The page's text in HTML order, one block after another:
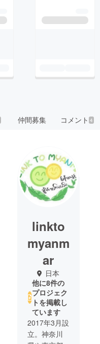
仲間募集 コメント4
linkto
myanm
ar
日本
他に8件の
プロジェク
トを掲載し
ています
2017年3月設
立。神奈川